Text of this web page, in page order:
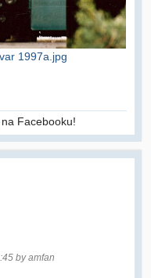
1997a.jpg
na Facebooku!
by amfan